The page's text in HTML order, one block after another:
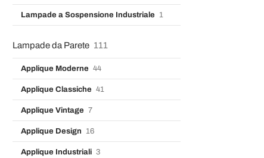
Lampade a Sospensione Industriale 1
Lampade da Parete 111
Applique Moderne 44
Applique Classiche 41
Applique Vintage 7
Applique Design 16
Applique Industriali 3